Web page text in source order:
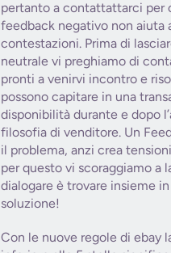
pertanto a contattattarci per
feedback negativo non aiuta
contestazioni. Prima di
neutrale vi preghiamo di
pronti a venirvi incontro e
possono capitare in una
disponibilità durante e dopo
filosofia di venditore. Un
il problema, anzi crea
per questo vi scoraggiamo a
dialogare è trovare insieme
soluzione!
Con le nuove regole di ebay